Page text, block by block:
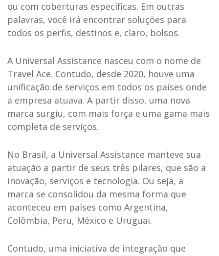
ou com coberturas específicas. Em outras
palavras, você irá encontrar soluções para
todos os perfis, destinos e, claro, bolsos.
A Universal Assistance nasceu com o nome de
Travel Ace. Contudo, desde 2020, houve uma
unificação de serviços em todos os países onde
a empresa atuava. A partir disso, uma nova
marca surgiu, com mais força e uma gama mais
completa de serviços.
No Brasil, a Universal Assistance manteve sua
atuação a partir de seus três pilares, que são a
inovação, serviços e tecnologia. Ou seja, a
marca se consolidou da mesma forma que
aconteceu em países como Argentina,
Colômbia, Peru, México e Uruguai.
Contudo, uma iniciativa de integração que